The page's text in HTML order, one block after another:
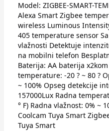
Model: ZIGBEE-SMART-
Alexa Smart Zigbee
wireless Luminous
405 temperature sensor
vlažnosti Detektuje
na mobilni telefon
Baterija: AA baterija
temperature: -20 ? ~ 80 ?
~ 100% Opseg detekcije
157000Lux Radna
° F) Radna vlažnost: 0% ~
Coolcam Tuya Smart
Tuya Smart